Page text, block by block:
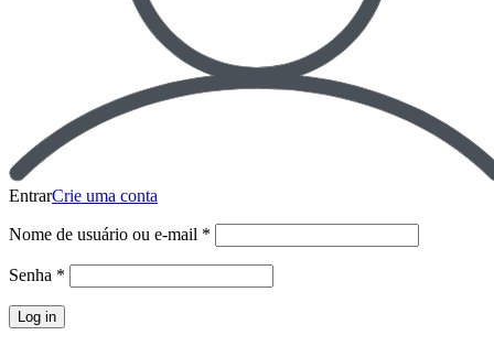
EntrarCrie uma conta
Nome de usuário ou e-mail *
Senha *
Log in